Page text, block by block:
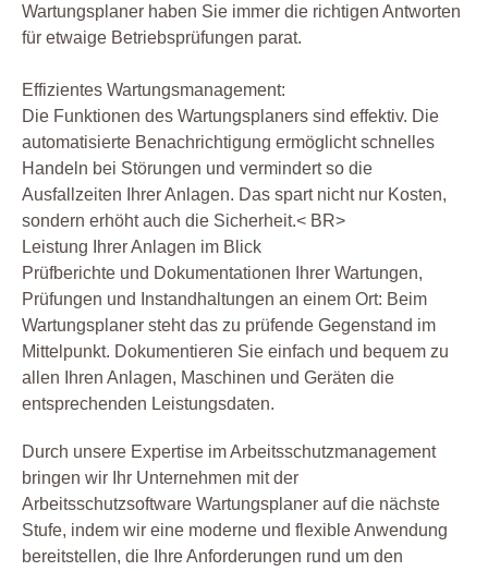
Wartungsplaner haben Sie immer die richtigen Antworten
für etwaige Betriebsprüfungen parat.
Effizientes Wartungsmanagement:
Die Funktionen des Wartungsplaners sind effektiv. Die
automatisierte Benachrichtigung ermöglicht schnelles
Handeln bei Störungen und vermindert so die
Ausfallzeiten Ihrer Anlagen. Das spart nicht nur Kosten,
sondern erhöht auch die Sicherheit.< BR>
Leistung Ihrer Anlagen im Blick
Prüfberichte und Dokumentationen Ihrer Wartungen,
Prüfungen und Instandhaltungen an einem Ort: Beim
Wartungsplaner steht das zu prüfende Gegenstand im
Mittelpunkt. Dokumentieren Sie einfach und bequem zu
allen Ihren Anlagen, Maschinen und Geräten die
entsprechenden Leistungsdaten.
Durch unsere Expertise im Arbeitsschutzmanagement
bringen wir Ihr Unternehmen mit der
Arbeitsschutzsoftware Wartungsplaner auf die nächste
Stufe, indem wir eine moderne und flexible Anwendung
bereitstellen, die Ihre Anforderungen rund um den